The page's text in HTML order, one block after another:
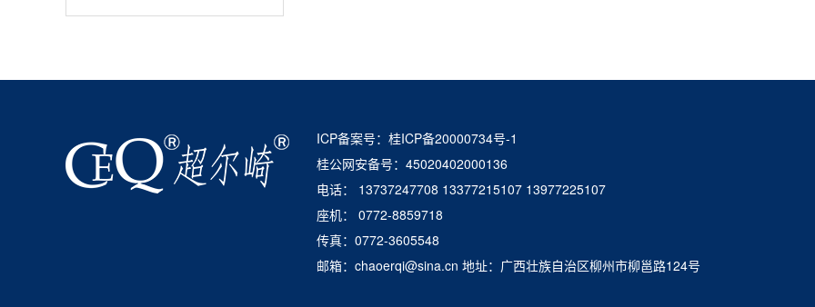
ICP备案号：桂ICP备20000734号-1
桂公网安备号：45020402000136
电话： 13737247708 13377215107 13977225107
座机： 0772-8859718
传真：0772-3605548
邮箱：chaoerqi@sina.cn 地址：广西壮族自治区柳州市柳邕路124号